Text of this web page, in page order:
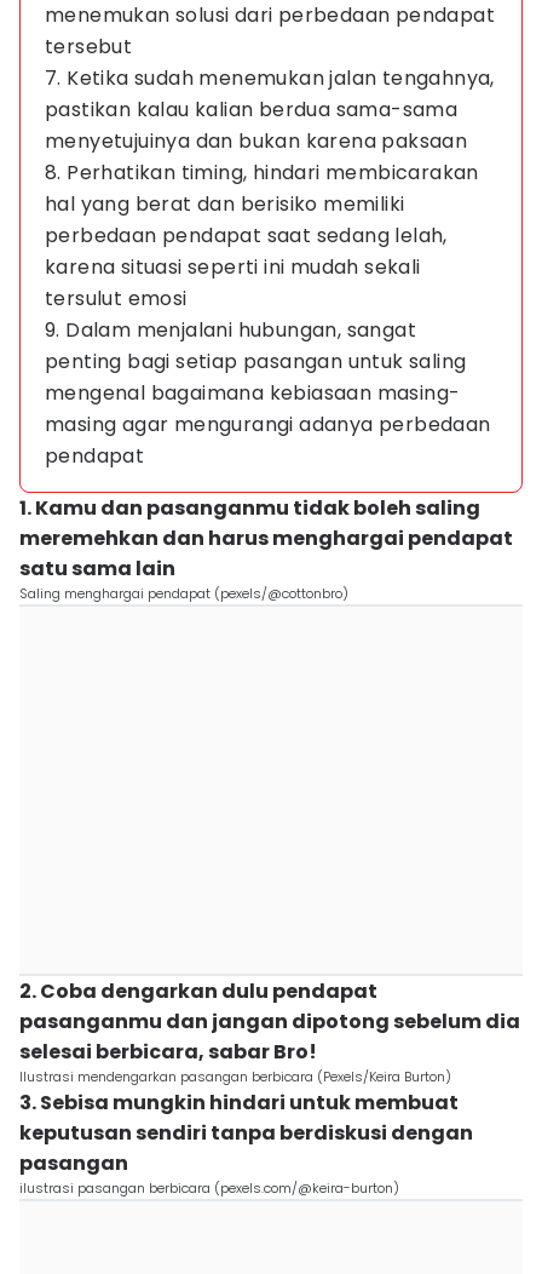
menemukan solusi dari perbedaan pendapat
tersebut
7. Ketika sudah menemukan jalan tengahnya,
pastikan kalau kalian berdua sama-sama
menyetujuinya dan bukan karena paksaan
8. Perhatikan timing, hindari membicarakan
hal yang berat dan berisiko memiliki
perbedaan pendapat saat sedang lelah,
karena situasi seperti ini mudah sekali
tersulut emosi
9. Dalam menjalani hubungan, sangat
penting bagi setiap pasangan untuk saling
mengenal bagaimana kebiasaan masing-
masing agar mengurangi adanya perbedaan
pendapat
1. Kamu dan pasanganmu tidak boleh saling
meremehkan dan harus menghargai pendapat
satu sama lain
Saling menghargai pendapat (pexels/@cottonbro)
2. Coba dengarkan dulu pendapat
pasanganmu dan jangan dipotong sebelum dia
selesai berbicara, sabar Bro!
Ilustrasi mendengarkan pasangan berbicara (Pexels/Keira Burton)
3. Sebisa mungkin hindari untuk membuat
keputusan sendiri tanpa berdiskusi dengan
pasangan
ilustrasi pasangan berbicara (pexels.com/@keira-burton)